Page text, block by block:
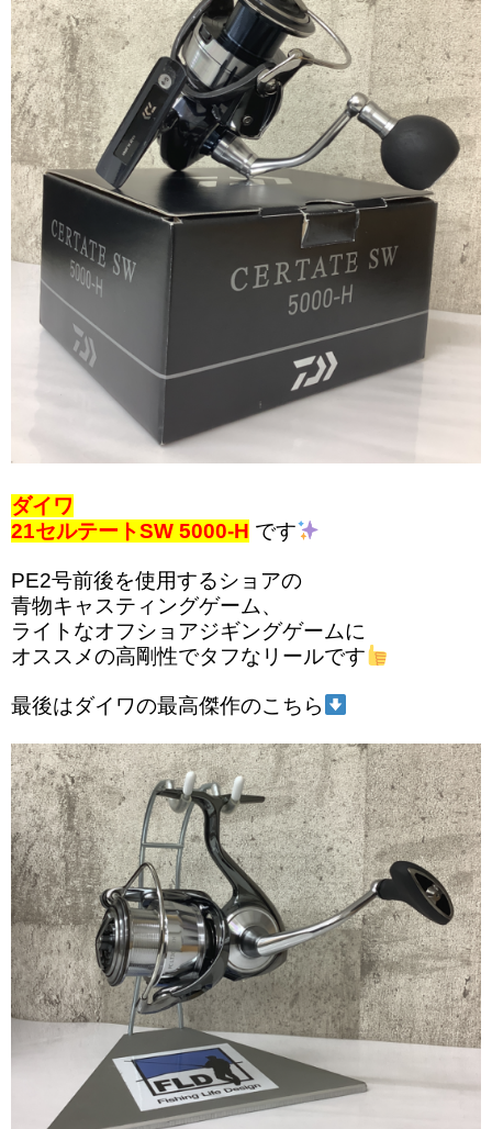
ダイワ
21セルテートSW 5000-H です
PE2号前後を使用するショアの
青物キャスティングゲーム、
ライトなオフショアジギングゲームに
オススメの高剛性でタフなリールです
最後はダイワの最高傑作のこちら